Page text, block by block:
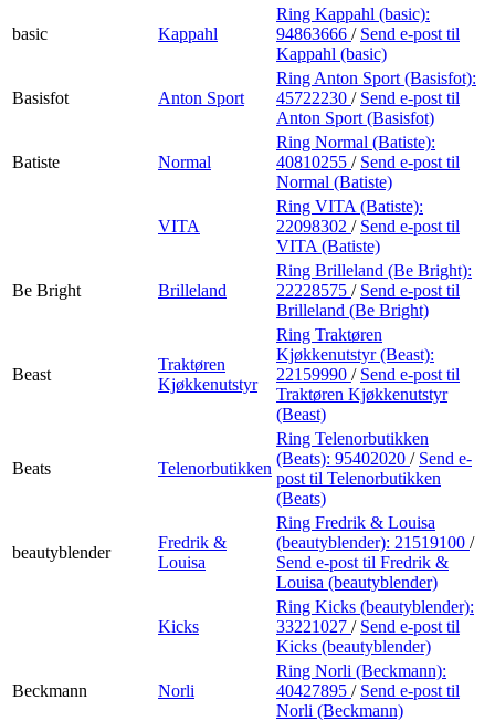
basic Kappahl
Ring Kappahl (basic):
94863666 / Send e-post til
Kappahl (basic)
Basisfot Anton Sport
Ring Anton Sport (Basisfot):
45722230 / Send e-post til
Anton Sport (Basisfot)
Batiste Normal
Ring Normal (Batiste):
40810255 / Send e-post til
Normal (Batiste)
VITA
Ring VITA (Batiste):
22098302 / Send e-post til
VITA (Batiste)
Be Bright Brilleland
Ring Brilleland (Be Bright):
22228575 / Send e-post til
Brilleland (Be Bright)
Beast
Traktøren
Kjøkkenutstyr
Ring Traktøren
Kjøkkenutstyr (Beast):
22159990 / Send e-post til
Traktøren Kjøkkenutstyr
(Beast)
Beats Telenorbutikken
Ring Telenorbutikken
(Beats): 95402020 / Send e-
post til Telenorbutikken
(Beats)
beautyblender
Fredrik &
Louisa
Ring Fredrik & Louisa
(beautyblender): 21519100 /
Send e-post til Fredrik &
Louisa (beautyblender)
Kicks
Ring Kicks (beautyblender):
33221027 / Send e-post til
Kicks (beautyblender)
Beckmann Norli
Ring Norli (Beckmann):
40427895 / Send e-post til
Norli (Beckmann)